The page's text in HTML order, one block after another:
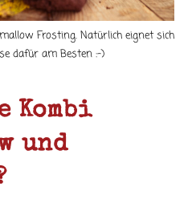
Frosting. Natürlich eignet sich
dafür am Besten :-)
Kombi
und